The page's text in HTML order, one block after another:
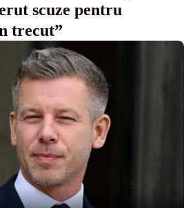
scuze pentru
trecut”